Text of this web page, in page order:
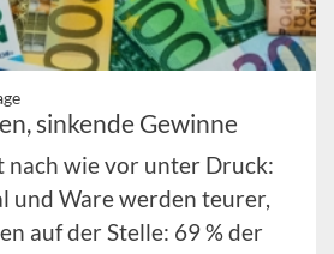
sinkende Gewinne
nach wie vor unter Druck:
und Ware werden teurer,
auf der Stelle: 69 % der